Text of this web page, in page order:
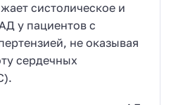
систолическое и
у пациентов с
не оказывая
сердечных